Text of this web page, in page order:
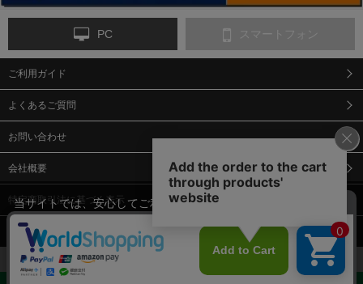
9-点字マット・タイ
12-安全ベスト
13-誘導灯・誘導棒・
合図灯・手旗
14-ライフジャケット
PC スマートフォン
ご利用ガイド
よくあるご質問
お問い合わせ
会社概要
特定商取引法に基づく表示
個人情報保護方針
当サイトでは、安心してご利用いただくため（なりすまし防止
等）、またサイトの利便性向上のため、クッキー(Cookie)を使用
しています。 サイトのクッキー(Cookie)の使用に関しては、「プ
ライバシーポリシー」をお読みください。